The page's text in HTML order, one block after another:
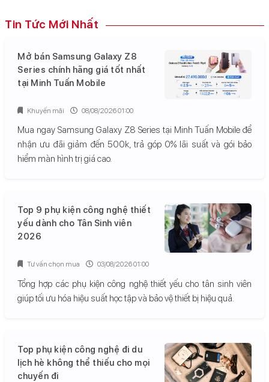
Tin Tức Mới Nhất
Mở bán Samsung Galaxy Z8
Series chính hãng giá tốt nhất
tại Minh Tuấn Mobile
Mua ngay Samsung Galaxy Z8 Series tại Minh Tuấn Mobile để
nhận ưu đãi giảm đến 500k, trả góp 0% lãi suất và gói bảo
hiểm màn hình trị giá cao.
Khuyến mãi 08/08/2026 01:00
Top 9 phụ kiện công nghệ thiết
yếu dành cho Tân Sinh viên
2026
Tổng hợp các phụ kiện công nghệ thiết yếu cho tân sinh viên
giúp tối ưu hóa hiệu suất học tập và bảo vệ thiết bị hiệu quả.
Tư vấn chọn mua 03/08/2026 01:00
Top phụ kiện công nghệ đi du
lịch hè không thể thiếu cho mọi
chuyến đi